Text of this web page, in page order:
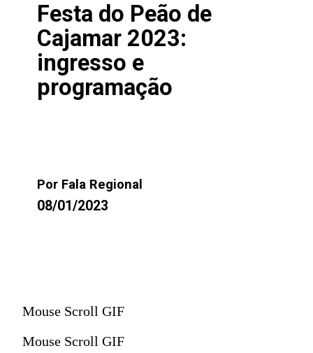
Por Fala Regional
08/01/2023
Festa do Peão de
Cajamar 2023:
ingresso e
programação
Mouse Scroll GIF
Mouse Scroll GIF